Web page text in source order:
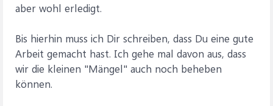
aber wohl erledigt.
Bis hierhin muss ich Dir schreiben, dass Du eine gute
Arbeit gemacht hast. Ich gehe mal davon aus, dass
wir die kleinen "Mängel" auch noch beheben
können.